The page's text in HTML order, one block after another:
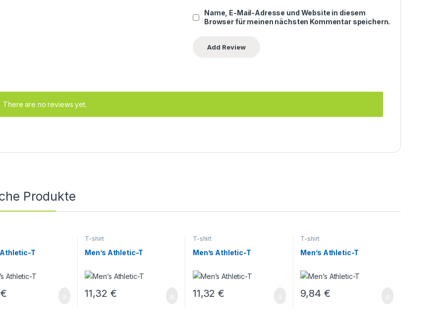
Name, E-Mail-Adresse und Website in diesem
Browser für meinen nächsten Kommentar speichern.
There are no reviews yet.
Produkte
Athletic-T
€
T-shirt
Men’s Athletic-T
11,32 €
T-shirt
Men’s Athletic-T
11,32€
T-shirt
Men’s Athletic-T
9,84 €